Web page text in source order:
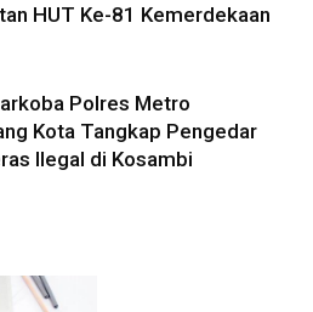
HUT Ke-81 Kemerdekaan
Polres Metro
Kota Tangkap Pengedar
Ilegal di Kosambi